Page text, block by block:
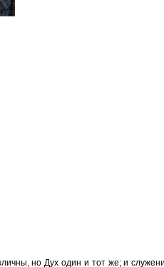
но Дух один и тот же; и